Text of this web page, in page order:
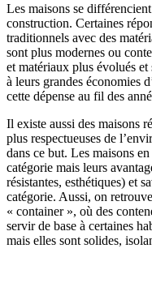
Les maisons se
construction. Certaines
traditionnels avec des
sont plus modernes ou
et matériaux plus évolués
à leurs grandes économies
cette dépense au fil des
Il existe aussi des maisons
plus respectueuses de
dans ce but. Les maisons
catégorie mais leurs
résistantes, esthétiques) et
catégorie. Aussi, on
« container », où des
servir de base à certaines
mais elles sont solides,